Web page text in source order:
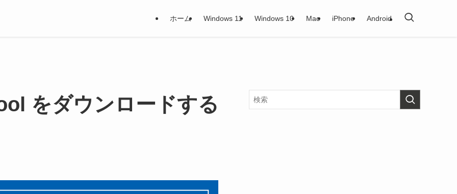
ホーム Windows 11 Windows 10 Mac iPhone Android
をダウンロードする